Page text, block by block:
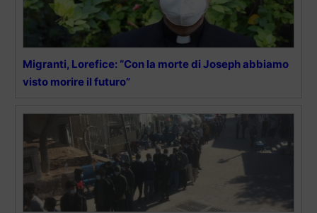
Migranti, Lorefice: “Con la morte di Joseph abbiamo
visto morire il futuro”